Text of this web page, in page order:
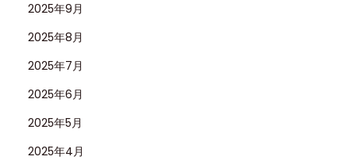
2025年9月
2025年8月
2025年7月
2025年6月
2025年5月
2025年4月